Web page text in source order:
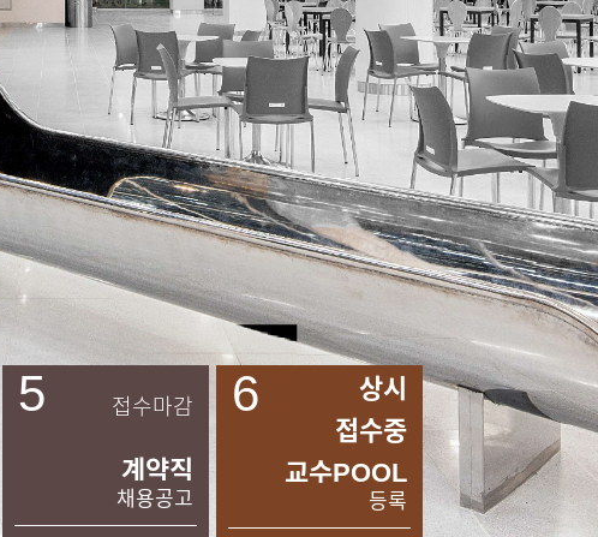
5
계약직
채용공고
접수마감 6
교수POOL
등록
접수중
상시